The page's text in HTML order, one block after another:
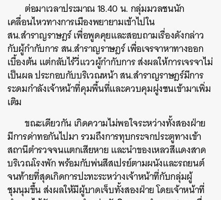
ต่อมาเวลาประมาณ 18.40 น. กลุ่มมวลชนนัก
เคลื่อนไหวทางการเมืองพยายามเข้าไปใน
สน.สำราญราษฎร์ เพื่อพูดคุยและสอบถามเรื่องดังกล่าว
กับผู้กำกับการ สน.สำราญราษฎร์ เพื่อเจรจาหาทางออก
เบื้องต้น แต่กลับไร้วี่แววผู้กำกับการ ส่งผลให้การเจรจาไม่
เป็นผล ประกอบกับบริเวณหน้า สน.สำราญราษฎร์มีการ
ระดมกำลังเจ้าหน้าที่คุมพื้นที่และควบคุมฝูงชนเข้ามาเพิ่ม
เติม
ขณะเดียวกัน เกิดความไม่พอใจระหว่างทั้งสองฝ่าย
มีการด่าทอกันไปมา รวมถึงการทุบกระจกประตูทางเข้า
สถานีตำรวจจนแตกเสียหาย และนำของเหลวสีแดงสาด
บริเวณโรงพัก พร้อมกับพ่นสีสเปรย์ตามผนังและรถยนต์
จนท้ายที่สุดเกิดการปะทะระหว่างเจ้าหน้าที่กับกลุ่มผู้
ชุมนุมขึ้น ส่งผลให้มีผู้บาดเจ็บทั้งสองฝ่าย โดยเจ้าหน้าที่